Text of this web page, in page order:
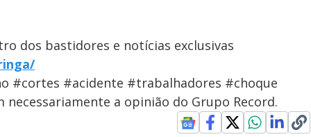
dos bastidores e notícias exclusivas
#cortes #acidente #trabalhadores #choque
a opinião do Grupo Record.